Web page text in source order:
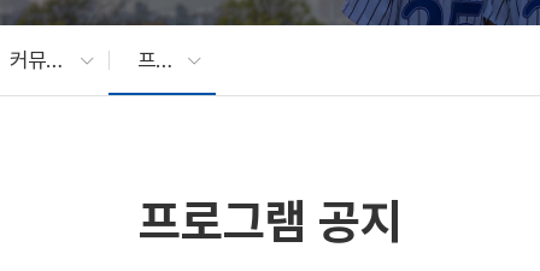
커뮤니티 프로그램 공지
프로그램 공지